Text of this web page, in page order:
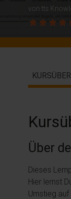
von tts
Über
Dieses
Hier lernst
Umstieg